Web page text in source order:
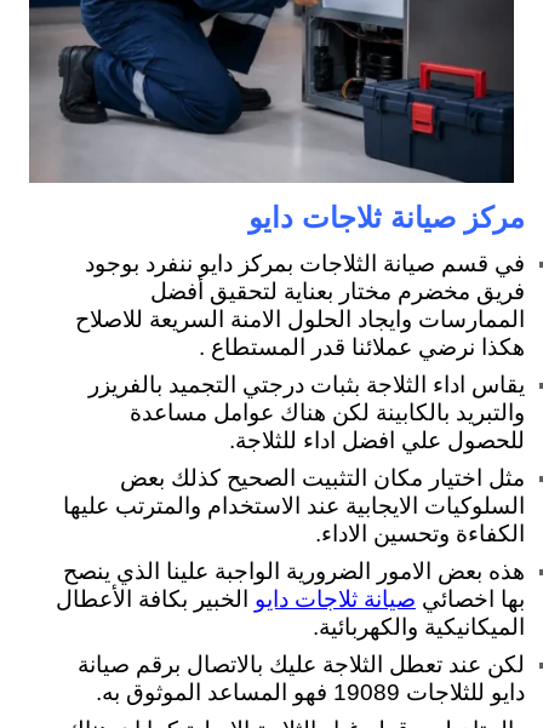
مركز صيانة ثلاجات دايو
في قسم صيانة الثلاجات بمركز دايو ننفرد بوجود
فريق مخضرم مختار بعناية لتحقيق أفضل
الممارسات وايجاد الحلول الامنة السريعة للاصلاح
هكذا نرضي عملائنا قدر المستطاع .
يقاس اداء الثلاجة بثبات درجتي التجميد بالفريزر
والتبريد بالكابينة لكن هناك عوامل مساعدة
للحصول علي افضل اداء للثلاجة.
مثل اختيار مكان التثبيت الصحيح كذلك بعض
السلوكيات الايجابية عند الاستخدام والمترتب عليها
الكفاءة وتحسين الاداء.
هذه بعض الامور الضرورية الواجبة علينا الذي ينصح
بها اخصائي صيانة ثلاجات دايو الخبير بكافة الأعطال
الميكانيكية والكهربائية.
لكن عند تعطل الثلاجة عليك بالاتصال برقم صيانة
دايو للثلاجات 19089 فهو المساعد الموثوق به.